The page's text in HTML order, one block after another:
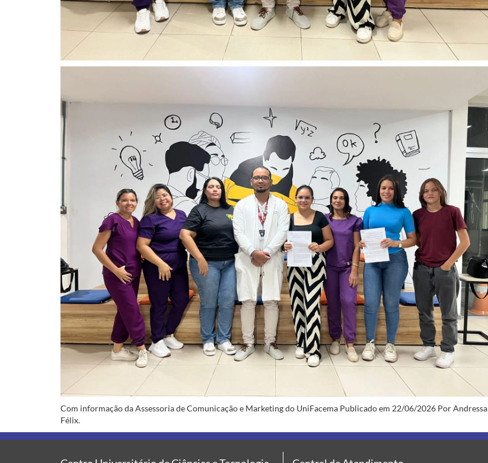
Com informação da Assessoria de Comunicação e Marketing do UniFacema Publicado em 22/06/2026 Por Andressa
Félix.